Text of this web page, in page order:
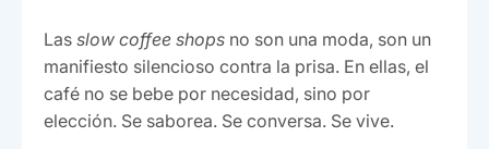
Las slow coffee shops no son una moda, son un
manifiesto silencioso contra la prisa. En ellas, el
café no se bebe por necesidad, sino por
elección. Se saborea. Se conversa. Se vive.